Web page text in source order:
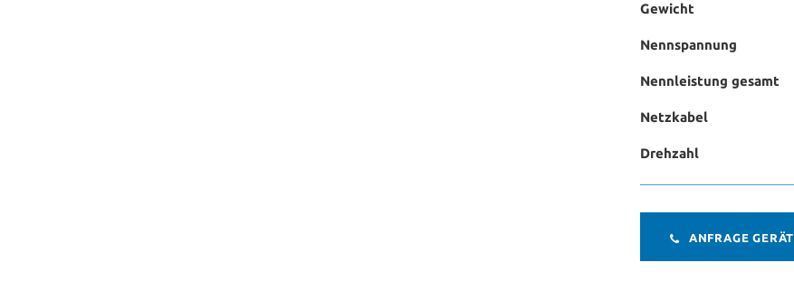
Gewicht
Nennspannung
Nennleistung gesamt
Netzkabel
Drehzahl
ANFRAGE GERÄT